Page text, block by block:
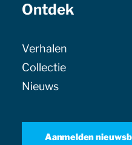
Ontdek
Verhalen
Collectie
Nieuws
Aanmelden